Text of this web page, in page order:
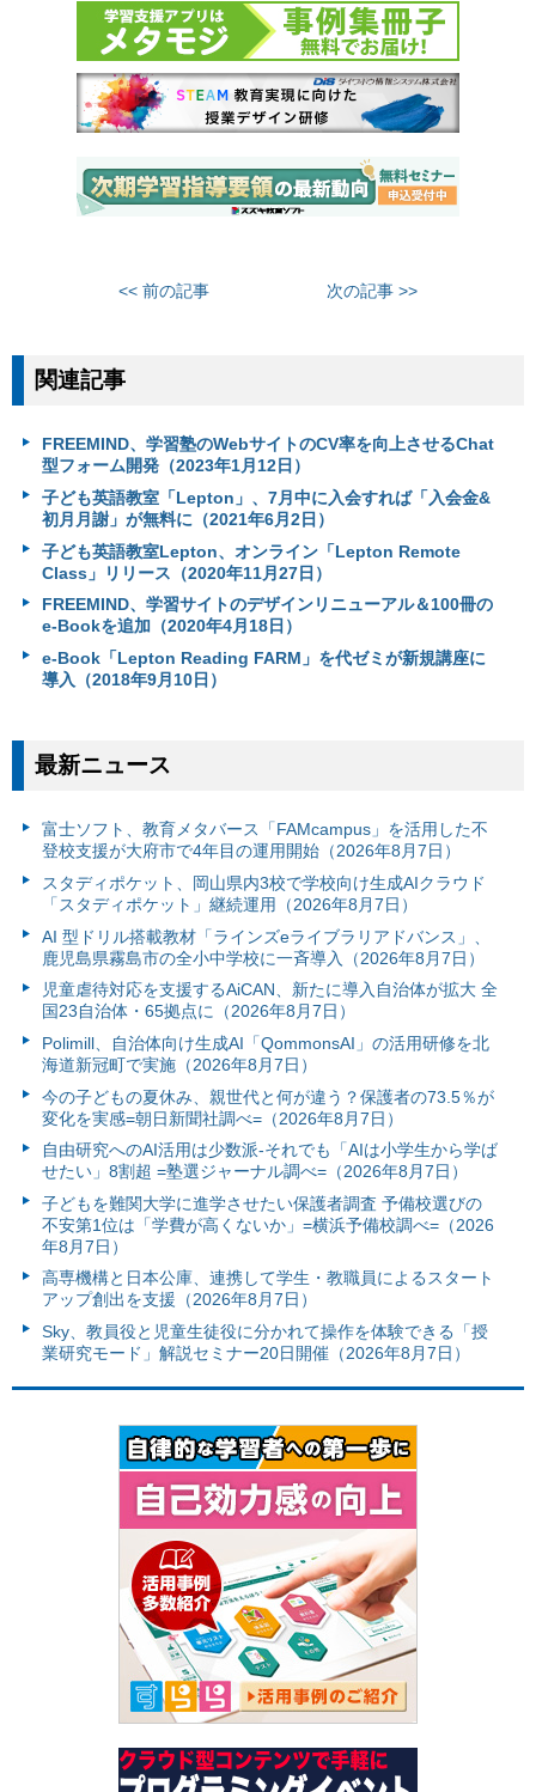
<< 前の記事 次の記事 >>
関連記事
FREEMIND、学習塾のWebサイトのCV率を向上させるChat
型フォーム開発（2023年1月12日）
子ども英語教室「Lepton」、7月中に入会すれば「入会金&
初月月謝」が無料に（2021年6月2日）
子ども英語教室Lepton、オンライン「Lepton Remote
Class」リリース（2020年11月27日）
FREEMIND、学習サイトのデザインリニューアル＆100冊の
e-Bookを追加（2020年4月18日）
e-Book「Lepton Reading FARM」を代ゼミが新規講座に
導入（2018年9月10日）
最新ニュース
富⼠ソフト、教育メタバース「FAMcampus」を活用した不
登校支援が大府市で4年目の運用開始（2026年8月7日）
スタディポケット、岡山県内3校で学校向け生成AIクラウド
「スタディポケット」継続運用（2026年8月7日）
AI 型ドリル搭載教材「ラインズeライブラリアドバンス」、
鹿児島県霧島市の全小中学校に一斉導入（2026年8月7日）
児童虐待対応を支援するAiCAN、新たに導入自治体が拡大 全
国23自治体・65拠点に（2026年8月7日）
Polimill、自治体向け生成AI「QommonsAI」の活用研修を北
海道新冠町で実施（2026年8月7日）
今の子どもの夏休み、親世代と何が違う？保護者の73.5％が
変化を実感=朝日新聞社調べ=（2026年8月7日）
自由研究へのAI活用は少数派-それでも「AIは小学生から学ば
せたい」8割超 =塾選ジャーナル調べ=（2026年8月7日）
子どもを難関大学に進学させたい保護者調査 予備校選びの
不安第1位は「学費が高くないか」=横浜予備校調べ=（2026
年8月7日）
高専機構と日本公庫、連携して学生・教職員によるスタート
アップ創出を支援（2026年8月7日）
Sky、教員役と児童生徒役に分かれて操作を体験できる「授
業研究モード」解説セミナー20日開催（2026年8月7日）